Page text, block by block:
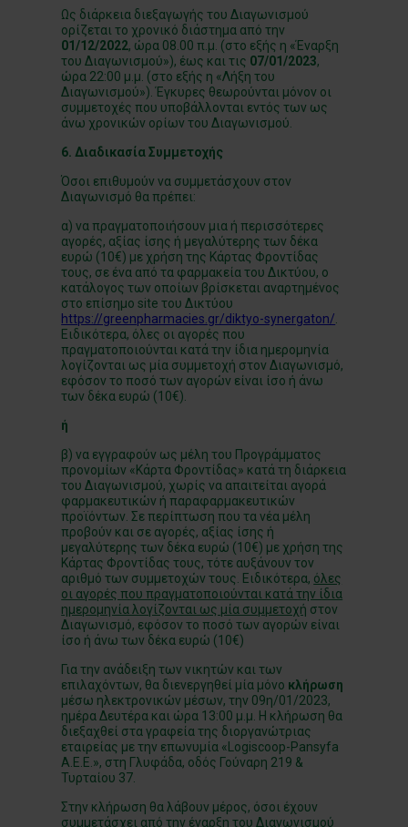
Ως διάρκεια διεξαγωγής του Διαγωνισμού
ορίζεται το χρονικό διάστημα από την
01/12/2022, ώρα 08.00 π.μ. (στο εξής η «Έναρξη
του Διαγωνισμού»), έως και τις 07/01/2023,
ώρα 22:00 μ.μ. (στο εξής η «Λήξη του
Διαγωνισμού»). Έγκυρες θεωρούνται μόνον οι
συμμετοχές που υποβάλλονται εντός των ως
άνω χρονικών ορίων του Διαγωνισμού.
6. Διαδικασία Συμμετοχής
Όσοι επιθυμούν να συμμετάσχουν στον
Διαγωνισμό θα πρέπει:
α) να πραγματοποιήσουν μια ή περισσότερες
αγορές, αξίας ίσης ή μεγαλύτερης των δέκα
ευρώ (10€) με χρήση της Κάρτας Φροντίδας
τους, σε ένα από τα φαρμακεία του Δικτύου, ο
κατάλογος των οποίων βρίσκεται αναρτημένος
στο επίσημο site του Δικτύου
https://greenpharmacies.gr/diktyo-synergaton/
Ειδικότερα, όλες οι αγορές που
πραγματοποιούνται κατά την ίδια ημερομηνία
λογίζονται ως μία συμμετοχή στον Διαγωνισμό,
εφόσον το ποσό των αγορών είναι ίσο ή άνω
των δέκα ευρώ (10€).
ή
β) να εγγραφούν ως μέλη του Προγράμματος
προνομίων «Κάρτα Φροντίδας» κατά τη διάρκεια
του Διαγωνισμού, χωρίς να απαιτείται αγορά
φαρμακευτικών ή παραφαρμακευτικών
προϊόντων. Σε περίπτωση που τα νέα μέλη
προβούν και σε αγορές, αξίας ίσης ή
μεγαλύτερης των δέκα ευρώ (10€) με χρήση της
Κάρτας Φροντίδας τους, τότε αυξάνουν τον
αριθμό των συμμετοχών τους. Ειδικότερα, όλες
οι αγορές που πραγματοποιούνται κατά την ίδια
ημερομηνία λογίζονται ως μία συμμετοχή στον
Διαγωνισμό, εφόσον το ποσό των αγορών είναι
ίσο ή άνω των δέκα ευρώ (10€)
Για την ανάδειξη των νικητών και των
επιλαχόντων, θα διενεργηθεί μία μόνο κλήρωση
μέσω ηλεκτρονικών μέσων, την 09η/01/2023,
ημέρα Δευτέρα και ώρα 13:00 μ.μ. Η κλήρωση θα
διεξαχθεί στα γραφεία της διοργανώτριας
εταιρείας με την επωνυμία «Logiscoop-Pansyfa
A.E.E.», στη Γλυφάδα, οδός Γούναρη 219 &
Τυρταίου 37.
Στην κλήρωση θα λάβουν μέρος, όσοι έχουν
συμμετάσχει από την έναρξη του Διαγωνισμού